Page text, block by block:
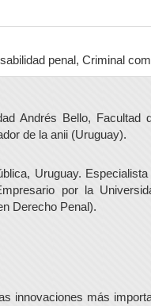
penal, Criminal
Andrés Bello,
de la anii (Uruguay).
Uruguay.
por la
Derecho Penal).
innovaciones más